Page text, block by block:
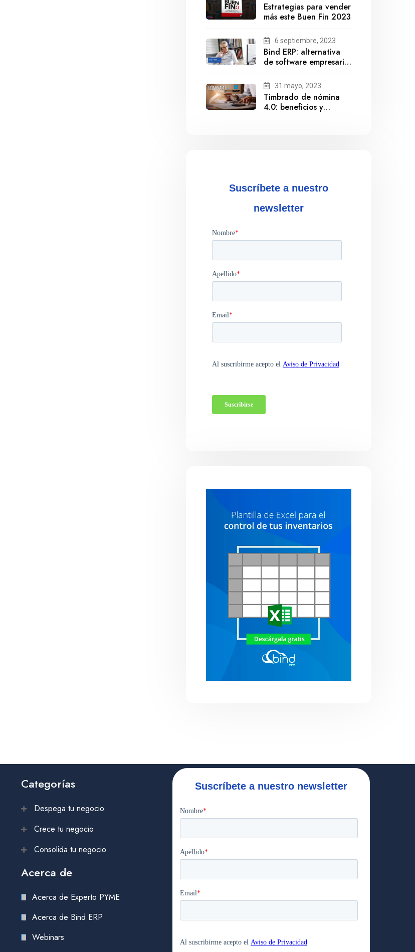
Estrategias para vender
más este Buen Fin 2023
6 septiembre, 2023
Bind ERP: alternativa
de software empresarial
Gestionix
31 mayo, 2023
Timbrado de nómina
4.0: beneficios y
Suscríbete a nuestro
newsletter
Categorías
Despega tu negocio
Crece tu negocio
Consolida tu negocio
Acerca de
Acerca de Experto PYME
Acerca de Bind ERP
Webinars
Suscríbete a nuestro newsletter